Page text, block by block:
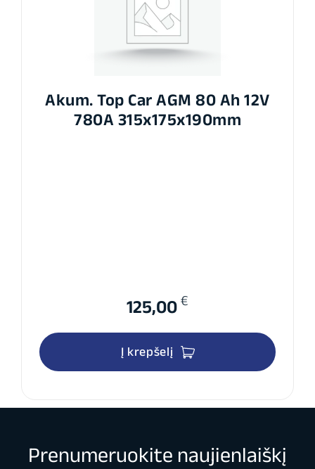
Akum. Top Car AGM 80 Ah 12V
780A 315x175x190mm
125,00 €
Į krepšelį
Prenumeruokite naujienlaiškį